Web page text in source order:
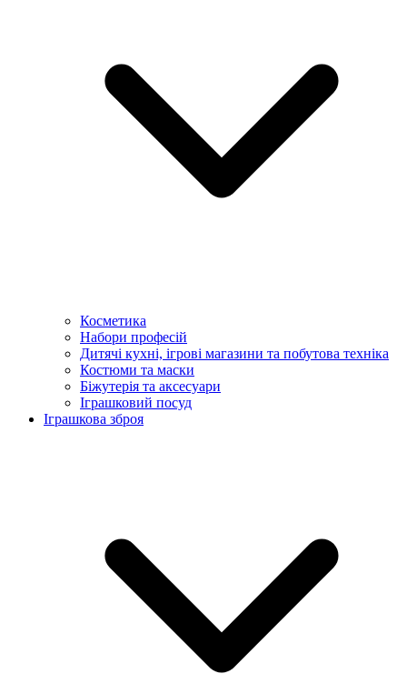
Косметика
Набори професій
Дитячі кухні, ігрові магазини та побутова техніка
Костюми та маски
Біжутерія та аксесуари
Іграшковий посуд
Іграшкова зброя